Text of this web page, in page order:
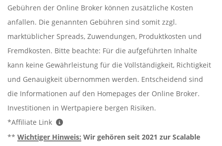
Gebühren der Online Broker können zusätzliche Kosten
anfallen. Die genannten Gebühren sind somit zzgl.
marktüblicher Spreads, Zuwendungen, Produktkosten und
Fremdkosten. Bitte beachte: Für die aufgeführten Inhalte
kann keine Gewährleistung für die Vollständigkeit, Richtigkeit
und Genauigkeit übernommen werden. Entscheidend sind
die Informationen auf den Homepages der Online Broker.
Investitionen in Wertpapiere bergen Risiken.
*Affiliate Link
** Wichtiger Hinweis: Wir gehören seit 2021 zur Scalable